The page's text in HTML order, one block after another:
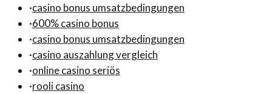
·casino bonus umsatzbedingungen
·600% casino bonus
·casino bonus umsatzbedingungen
·casino auszahlung vergleich
·online casino seriös
·rooli casino